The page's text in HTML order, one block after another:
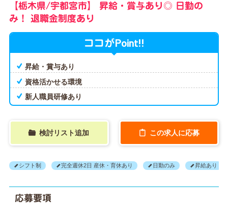
【栃木県/宇都宮市】 昇給・賞与あり◎ 日勤の
み！
退職金制度あり
ココがPoint!!
昇給・賞与あり
資格活かせる環境
新人職員研修あり
検討リスト追加 この求人に応募
シフト制 完全週休2日 産休・育休あり 日勤のみ 昇給あり
応募要項